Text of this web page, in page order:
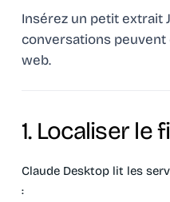
Insérez un petit extrait
conversations
web.
1. Localiser
Claude Desktop lit les
: